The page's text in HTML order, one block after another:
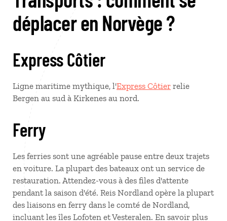
déplacer en Norvège ?
Express Côtier
Ligne maritime mythique, l'Express Côtier relie
Bergen au sud à Kirkenes au nord.
Ferry
Les ferries sont une agréable pause entre deux trajets
en voiture. La plupart des bateaux ont un service de
restauration. Attendez-vous à des files d'attente
pendant la saison d'été. Reis Nordland opère la plupart
des liaisons en ferry dans le comté de Nordland,
incluant les îles Lofoten et Vesteralen. En savoir plus